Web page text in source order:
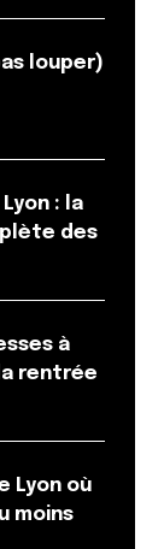
Les
*
louper)
: la
des
à
rentrée
Lyon où
moins